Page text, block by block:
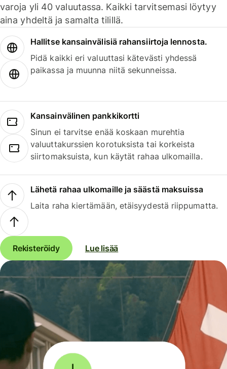
varoja yli 40 valuutassa. Kaikki tarvitsemasi löytyy
aina yhdeltä ja samalta tilillä.
Hallitse kansainvälisiä rahansiirtoja lennosta.
Pidä kaikki eri valuuttasi kätevästi yhdessä
paikassa ja muunna niitä sekunneissa.
Kansainvälinen pankkikortti
Sinun ei tarvitse enää koskaan murehtia
valuuttakurssien korotuksista tai korkeista
siirtomaksuista, kun käytät rahaa ulkomailla.
Lähetä rahaa ulkomaille ja säästä maksuissa
Laita raha kiertämään, etäisyydestä riippumatta.
Rekisteröidy Lue lisää